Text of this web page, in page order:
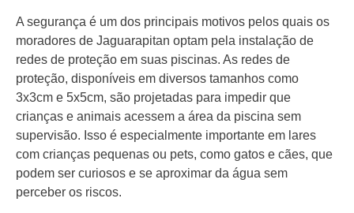
A segurança é um dos principais motivos pelos quais os
moradores de Jaguarapitan optam pela instalação de
redes de proteção em suas piscinas. As redes de
proteção, disponíveis em diversos tamanhos como
3x3cm e 5x5cm, são projetadas para impedir que
crianças e animais acessem a área da piscina sem
supervisão. Isso é especialmente importante em lares
com crianças pequenas ou pets, como gatos e cães, que
podem ser curiosos e se aproximar da água sem
perceber os riscos.